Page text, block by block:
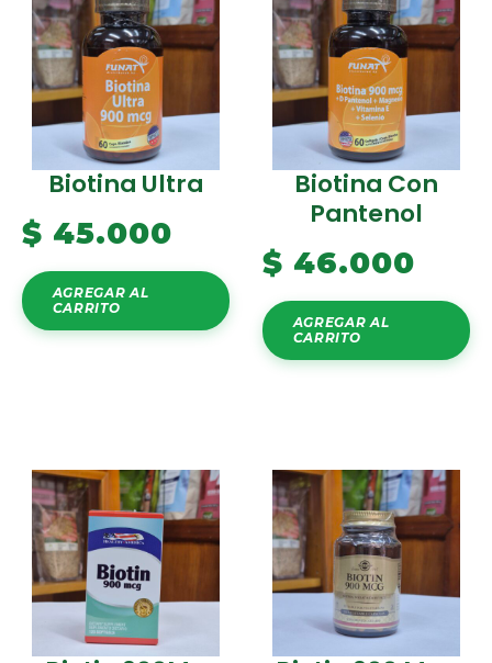
Biotina Ultra
$ 45.000
AGREGAR AL
CARRITO
Biotina Con
Pantenol
$ 46.000
AGREGAR AL
CARRITO